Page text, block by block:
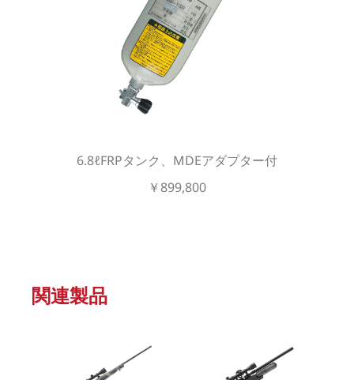
6.8ℓFRPタンク、MDEアダプター付
￥899,800
関連製品